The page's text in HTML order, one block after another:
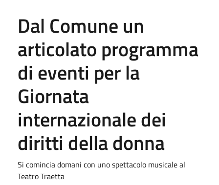
Dal Comune un
articolato programma
di eventi per la
Giornata
internazionale dei
diritti della donna
Si comincia domani con uno spettacolo musicale al
Teatro Traetta